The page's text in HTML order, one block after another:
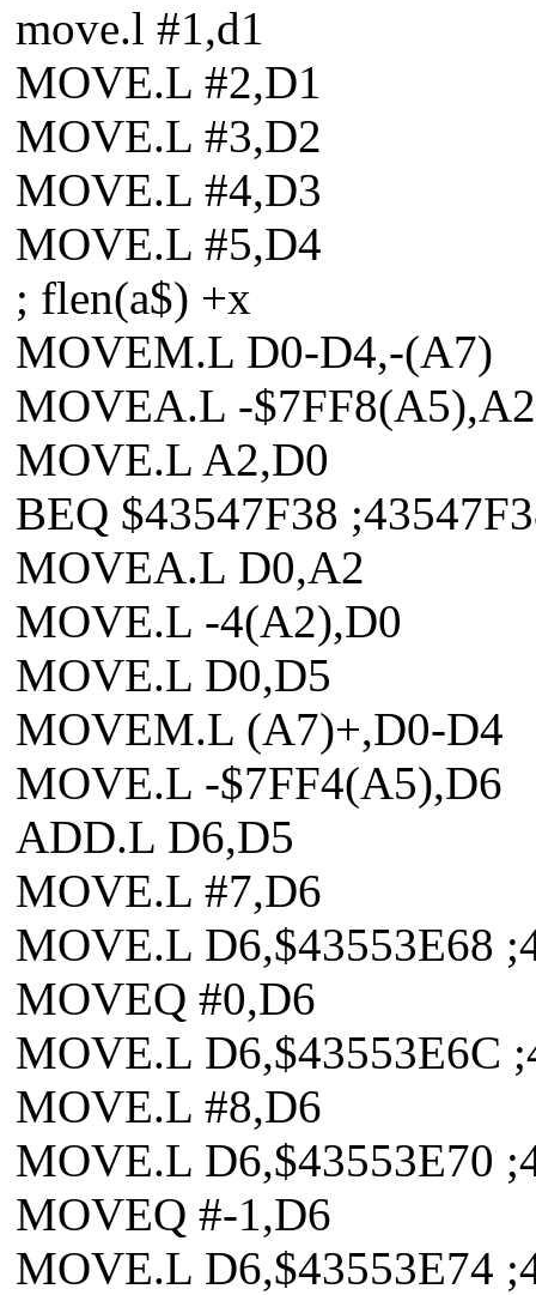
move.l #1,d1
MOVE.L #2,D1
MOVE.L #3,D2
MOVE.L #4,D3
MOVE.L #5,D4
; flen(a$) +x
MOVEM.L D0-D4,-(A7)
MOVEA.L -$7FF8(A5),A2
MOVE.L A2,D0
BEQ $43547F38
MOVEA.L D0,A2
MOVE.L -4(A2),D0
MOVE.L D0,D5
MOVEM.L (A7)+,D0-D4
MOVE.L -$7FF4(A5),D6
ADD.L D6,D5
MOVE.L #7,D6
MOVE.L D6,$43553E68
MOVEQ #0,D6
MOVE.L D6,$43553E6C
MOVE.L #8,D6
MOVE.L D6,$43553E70
MOVEQ #-1,D6
MOVE.L D6,$43553E74